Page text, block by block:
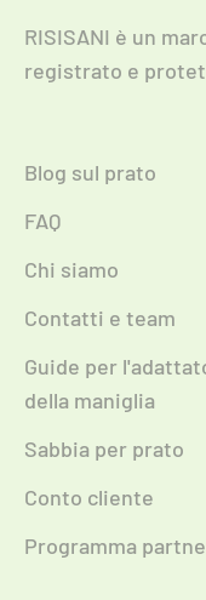
RISISANI è un
registrato e
Blog sul prato
FAQ
Chi siamo
Contatti e team
Guide per
della maniglia
Sabbia per prato
Conto cliente
Programma